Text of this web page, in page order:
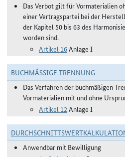
Das Verbot gilt für Vormaterialien
einer Vertragspartei bei der
der Kapitel 50 bis 63 des
worden sind.
Artikel 16Anlage I
BUCHMÄSSIGE TRENNUNG
Das Verfahren der buchmäßigen
Vormaterialien mit und ohne
Artikel 12 Anlage I
Anwendbar mit Bewilligung